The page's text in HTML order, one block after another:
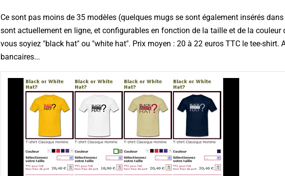
Ce sont pas moins de 35 modèles (quelques mugs se sont également insérés
sont actuellement en ligne, et configurables en fonction de la taille et de la couleur
vous soyiez "black hat" ou "white hat". Prix moyen : 20 à 22 euros TTC le tee-shirt.
bancaires...